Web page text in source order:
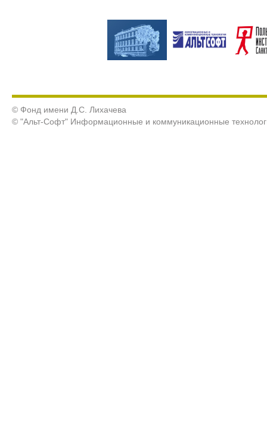
© Фонд имени Д.С. Лихачева
© "Альт-Софт" Информационные и коммуникационные